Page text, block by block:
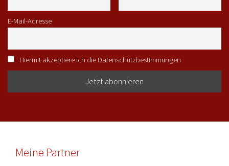
E-Mail-Adresse
Hiermit akzeptiere ich die Datenschutzbestimmungen
Meine Partner